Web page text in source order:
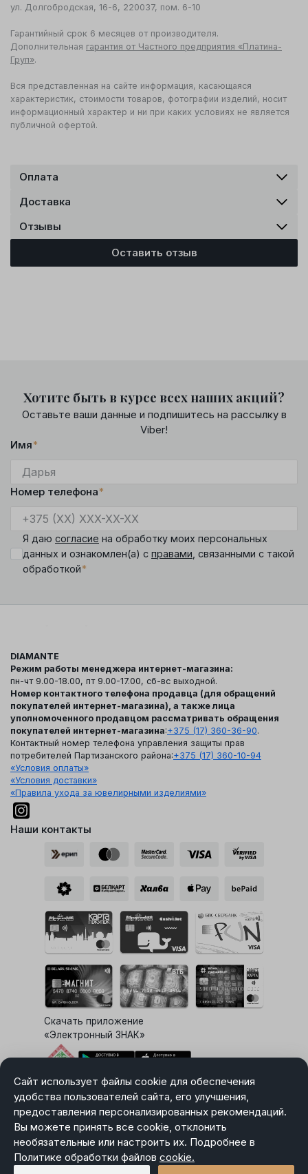
ул. Долгобродская, 16-6, 220037, пом. 6-10
Гарантийный срок 6 месяцев от производителя.
Дополнительная гарантия от Частного предприятия «Платина-
Груп».
Вся представленная на сайте информация, касающаяся
характеристик, стоимости товаров, фотографии изделий, носит
информационный характер и ни при каких условиях не является
публичной офертой.
Оплата
Доставка
Отзывы
Оставить отзыв
Сайт использует файлы cookie для обеспечения
удобства пользователей сайта, его улучшения,
предоставления персонализированных рекомендаций.
Вы можете принять все cookie, отклонить
необязательные или настроить их. Подробнее в
Политике обработки файлов cookie.
Хотите быть в курсе всех наших акций?
Оставьте ваши данные и подпишитесь на рассылку в
Viber!
Имя*
Номер телефона*
Я даю согласие на обработку моих персональных
данных и ознакомлен(а) с правами , связанными с такой
обработкой*
DIAMANTE
Режим работы менеджера интернет-магазина:
пн-чт 9.00-18.00, пт 9.00-17.00, сб-вс выходной.
Номер контактного телефона продавца (для обращений
покупателей интернет-магазина), а также лица
уполномоченного продавцом рассматривать обращения
покупателей интернет-магазина:+375 (17) 360-36-90.
Контактный номер телефона управления защиты прав
потребителей Партизанского района:+375 (17) 360-10-94
«Условия оплаты»
«Условия доставки»
«Правила ухода за ювелирными изделиями»
Наши контакты
Скачать приложение
«Электронный ЗНАК»
Выбор настроек Cookie
Карта сайта
Политика в отношении обработки персональных данных
Пользовательское соглашение